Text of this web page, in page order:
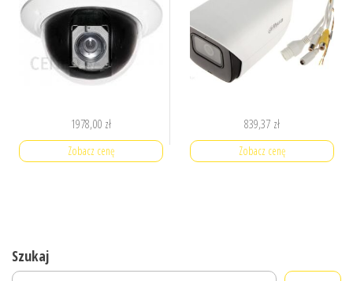
1978,00 zł
Zobacz cenę
839,37 zł
Zobacz cenę
Szukaj